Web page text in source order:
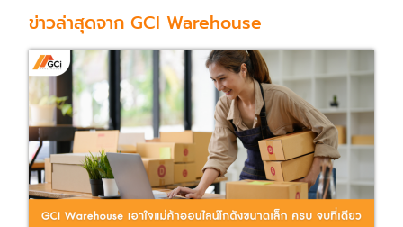
ข่าวล่าสุดจาก GCI Warehouse